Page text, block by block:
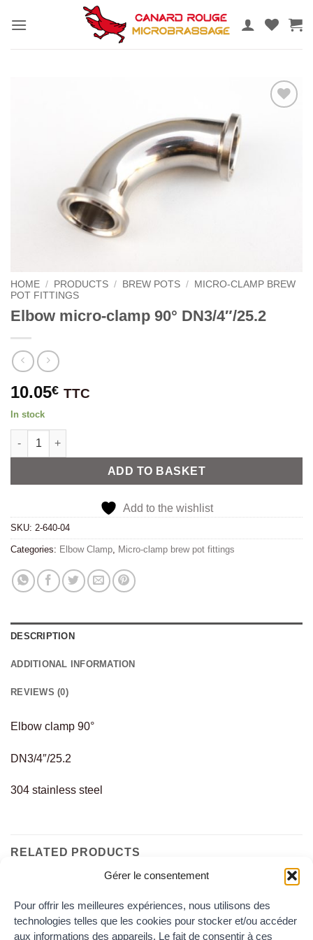
Gérer le consentement
Pour offrir les meilleures expériences, nous utilisons des
technologies telles que les cookies pour stocker et/ou accéder
aux informations des appareils. Le fait de consentir à ces
HOME / PRODUCTS / BREW POTS / MICRO-CLAMP BREW
POT FITTINGS
Elbow micro-clamp 90° DN3/4″/25.2
10.05€ TTC
In stock
Elbow micro-clamp 90° DN3/4"/25.2 quantity
ADD TO BASKET
Alternative:
Add to the wishlist
SKU: 2-640-04
Categories: Elbow Clamp Micro-clamp brew pot fittings
DESCRIPTION
ADDITIONAL INFORMATION
REVIEWS (0)
Elbow clamp 90°
DN3/4″/25.2
304 stainless steel
RELATED PRODUCTS
Add to
the
Add to
the